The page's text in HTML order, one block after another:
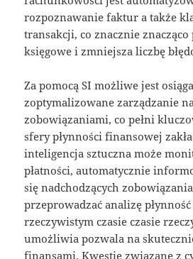
rozpoznawanie faktur a także
transakcji, co znacznie
księgowe i zmniejsza liczbę
Za pomocą SI możliwe jest
zoptymalizowane zarządzanie
zobowiązaniami, co pełni
sfery płynności finansowej
inteligencja sztuczna może
płatności, automatycznie
się nadchodzących
przeprowadzać analizę
rzeczywistym czasie czasie
umożliwia pozwala na
finansami. Kwestie związane z